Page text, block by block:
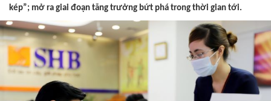
kép”; mở ra giai đoạn tăng trưởng bứt phá trong thời gian tới.